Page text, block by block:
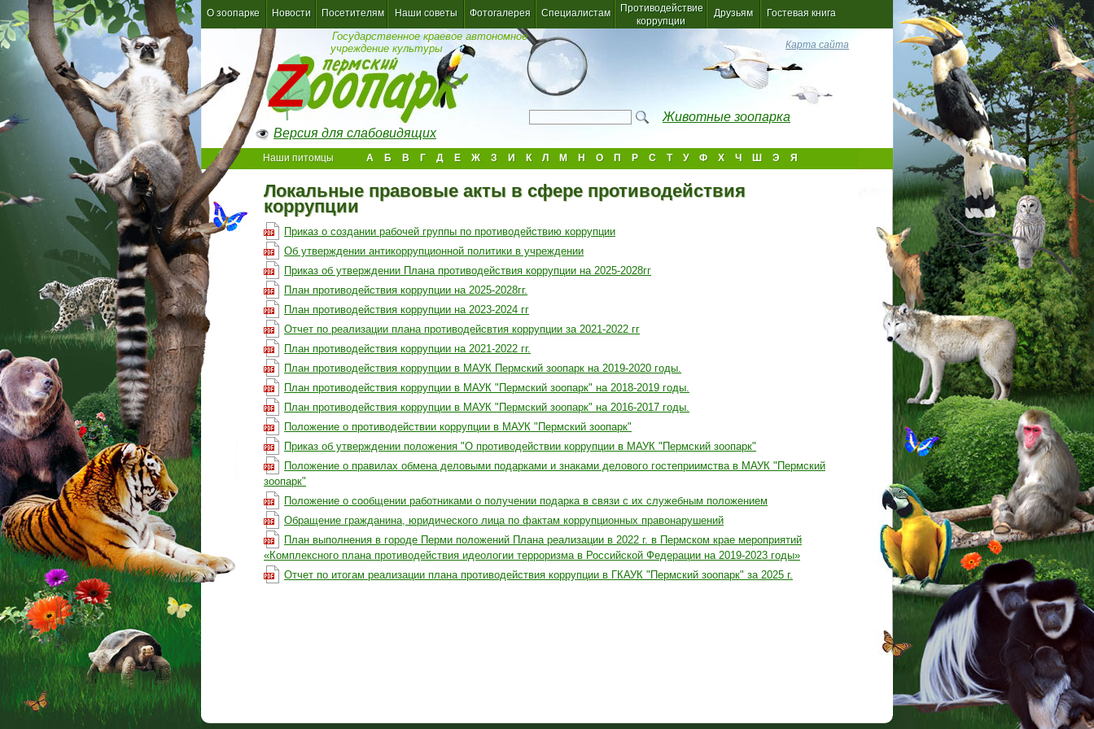
О зоопарке Новости Посетителям Наши советы Фотогалерея Специалистам
Противодействие
коррупции
Друзьям Гостевая книга
Государственное краевое автономное
учреждение культуры
Животные зоопарка
Карта сайта
Версия для слабовидящих
Наши питомцы А Б В Г Д Е Ж З И К Л М Н О П Р С Т У Ф Х Ч Ш Э Я
Локальные правовые акты в сфере противодействия
коррупции
Приказ о создании рабочей группы по противодействию коррупции
Об утверждении антикоррупционной политики в учреждении
Приказ об утверждении Плана противодействия коррупции на 2025-2028гг
План противодействия коррупции на 2025-2028гг.
План противодействия коррупции на 2023-2024 гг
Отчет по реализации плана противодейсвтия коррупции за 2021-2022 гг
План противодействия коррупции на 2021-2022 гг.
План противодействия коррупции в МАУК Пермский зоопарк на 2019-2020 годы.
План противодействия коррупции в МАУК "Пермский зоопарк" на 2018-2019 годы.
План противодействия коррупции в МАУК "Пермский зоопарк" на 2016-2017 годы.
Положение о противодействии коррупции в МАУК "Пермский зоопарк"
Приказ об утверждении положения "О противодействии коррупции в МАУК "Пермский зоопарк"
Положение о правилах обмена деловыми подарками и знаками делового гостеприимства в МАУК "Пермский
зоопарк"
Положение о сообщении работниками о получении подарка в связи с их служебным положением
Обращение гражданина, юридического лица по фактам коррупционных правонарушений
План выполнения в городе Перми положений Плана реализации в 2022 г. в Пермском крае мероприятий
«Комплексного плана противодействия идеологии терроризма в Российской Федерации на 2019-2023 годы»
Отчет по итогам реализации плана противодействия коррупции в ГКАУК "Пермский зоопарк" за 2025 г.